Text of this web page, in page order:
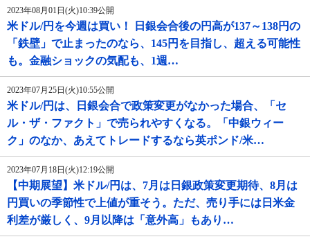
2023年08月01日(火)10:39公開
米ドル/円を今週は買い！ 日銀会合後の円高が137～138円の
「鉄壁」で止まったのなら、145円を目指し、超える可能性
も。金融ショックの気配も、1週…
2023年07月25日(火)10:55公開
米ドル/円は、日銀会合で政策変更がなかった場合、「セ
ル・ザ・ファクト」で売られやすくなる。「中銀ウィー
ク」のなか、あえてトレードするなら英ポンド/米…
2023年07月18日(火)12:19公開
【中期展望】米ドル/円は、7月は日銀政策変更期待、8月は
円買いの季節性で上値が重そう。ただ、売り手には日米金
利差が厳しく、9月以降は「意外高」もあり…